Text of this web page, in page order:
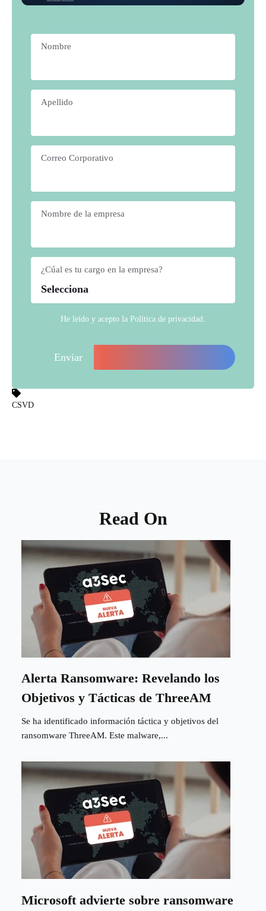
Nombre
Apellido
Correo Corporativo
Nombre de la empresa
¿Cúal es tu cargo en la empresa?
He leído y acepto la Política de privacidad
CSVD
Read On
Alerta Ransomware: Revelando los
Objetivos y Tácticas de ThreeAM
Se ha identificado información táctica y objetivos del
ransomware ThreeAM. Este malware,...
Microsoft advierte sobre ransomware